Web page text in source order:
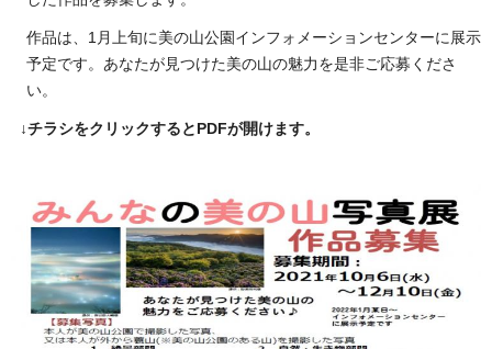
作品は、1月上旬に美の山公園インフォメーションセンターに展示
予定です。あなたが見つけた美の山の魅力を是非ご応募くださ
い。
↓チラシをクリックするとPDFが開けます。